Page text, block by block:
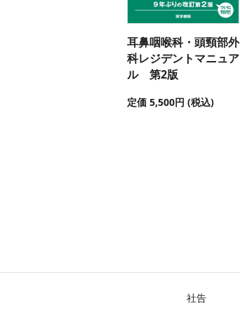
耳鼻咽喉科・頭頸部外
科レジデントマニュア
ル 第2版
定価 5,500円 (税込)
社告